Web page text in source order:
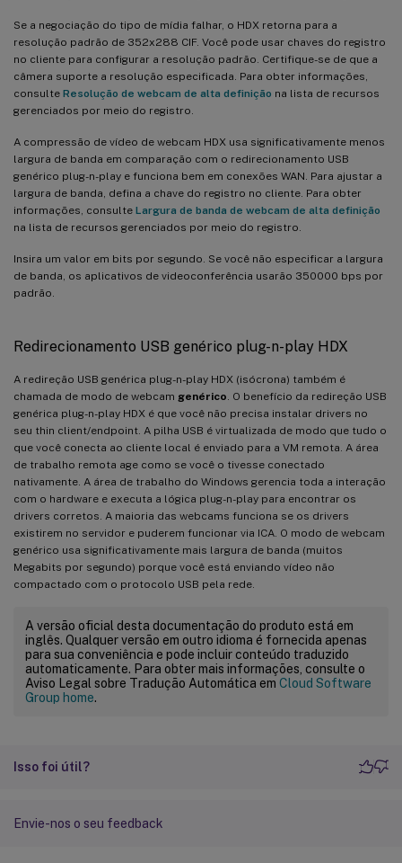
Se a negociação do tipo de mídia falhar, o HDX retorna para a
resolução padrão de 352x288 CIF. Você pode usar chaves do registro
no cliente para configurar a resolução padrão. Certifique-se de que a
câmera suporte a resolução especificada. Para obter informações,
consulte Resolução de webcam de alta definição na lista de recursos
gerenciados por meio do registro.
A compressão de vídeo de webcam HDX usa significativamente menos
largura de banda em comparação com o redirecionamento USB
genérico plug-n-play e funciona bem em conexões WAN. Para ajustar a
largura de banda, defina a chave do registro no cliente. Para obter
informações, consulte Largura de banda de webcam de alta definição
na lista de recursos gerenciados por meio do registro.
Insira um valor em bits por segundo. Se você não especificar a largura
de banda, os aplicativos de videoconferência usarão 350000 bps por
padrão.
Redirecionamento USB genérico plug-n-play HDX
A redireção USB genérica plug-n-play HDX (isócrona) também é
chamada de modo de webcam genérico . O benefício da redireção USB
genérica plug-n-play HDX é que você não precisa instalar drivers no
seu thin client/endpoint. A pilha USB é virtualizada de modo que tudo o
que você conecta ao cliente local é enviado para a VM remota. A área
de trabalho remota age como se você o tivesse conectado
nativamente. A área de trabalho do Windows gerencia toda a interação
com o hardware e executa a lógica plug-n-play para encontrar os
drivers corretos. A maioria das webcams funciona se os drivers
existirem no servidor e puderem funcionar via ICA. O modo de webcam
genérico usa significativamente mais largura de banda (muitos
Megabits por segundo) porque você está enviando vídeo não
compactado com o protocolo USB pela rede.
A versão oficial desta documentação do produto está em
inglês. Qualquer versão em outro idioma é fornecida apenas
para sua conveniência e pode incluir conteúdo traduzido
automaticamente. Para obter mais informações, consulte o
Aviso Legal sobre Tradução Automática em Cloud Software
Group home.
Isso foi útil?
Envie-nos o seu feedback